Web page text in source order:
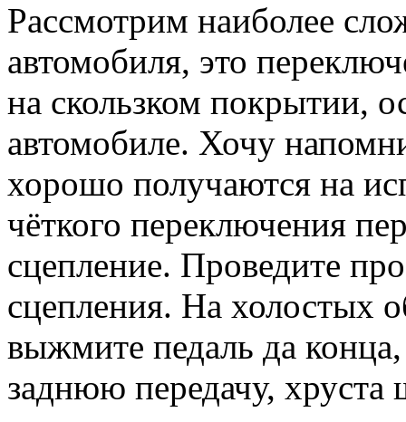
Рассмотрим наиболее
автомобиля, это
на скользком покрытии,
автомобиле. Хочу
хорошо получаются на
чёткого переключения
сцепление. Проведите
сцепления. На холостых
выжмите педаль да
заднюю передачу,